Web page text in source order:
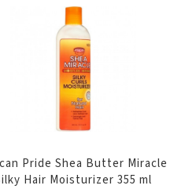
Pride Shea Butter Miracle
Hair Moisturizer 355 ml